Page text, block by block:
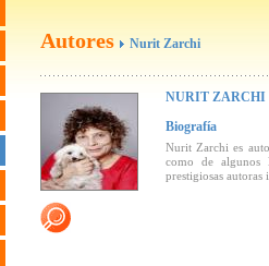
Autores Nurit Zarchi
NURIT ZARCHI
Biografía
Nurit Zarchi es
como de algunos
prestigiosas autoras